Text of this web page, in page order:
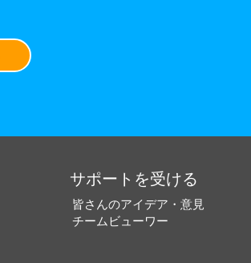
サポートを受ける
皆さんのアイデア・意見
チームビューワー